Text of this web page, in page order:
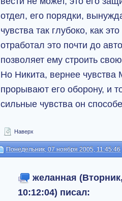
отдел, его порядки,
чувства так глубоко, как
отработал это почти до
позволяет ему строить
Но Никита, вернее чувства
прорывают его оборону, и
сильные чувства он
Наверх
Понедельник, 07 ноября 2005, 11:45:46
желанная
10:12:04) писал: